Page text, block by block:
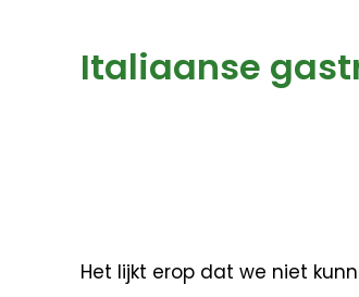
Italiaanse
Het lijkt erop dat we niet